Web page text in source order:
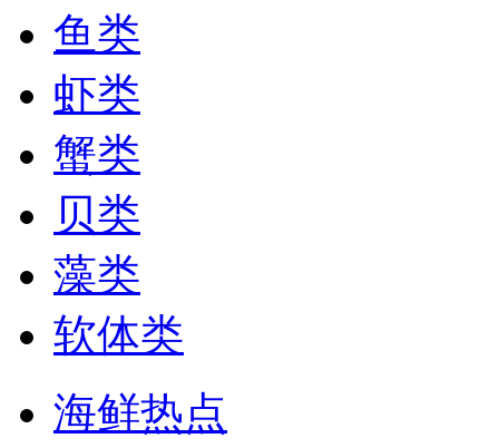
鱼类
虾类
蟹类
贝类
藻类
软体类
海鲜热点